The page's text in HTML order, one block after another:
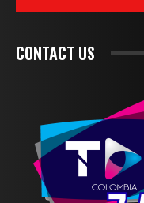
CONTACT US